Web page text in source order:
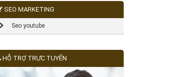
SEO MARKETING
Seo youtube
HỖ TRỢ TRỰC TUYẾN